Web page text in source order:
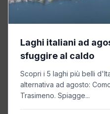
Laghi italiani ad
sfuggire al caldo
Scopri i 5 laghi più belli
alternativa ad agosto:
Trasimeno. Spiagge...